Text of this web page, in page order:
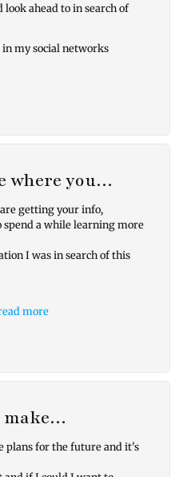
look ahead to in search of
my social networks
where you…
getting your info,
spend a while learning more
I was in search of this
more
make…
plans for the future and it's